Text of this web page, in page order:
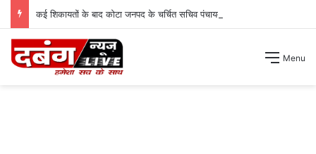
कई शिकायतों के बाद कोटा जनपद के चर्चित सचिव पंचायत से हटाए गए ।
Menu